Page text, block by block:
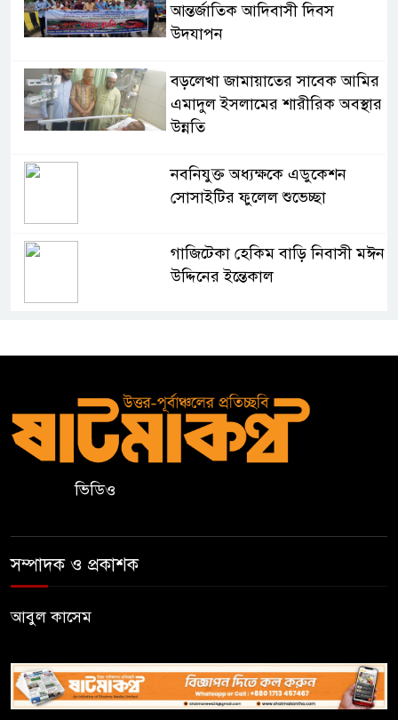
আন্তর্জাতিক আদিবাসী দিবস
উদযাপন
বড়লেখা জামায়াতের সাবেক আমির
এমাদুল ইসলামের শারীরিক অবস্থার
উন্নতি
নবনিযুক্ত অধ্যক্ষকে এডুকেশন
সোসাইটির ফুলেল শুভেচ্ছা
গাজিটেকা হেকিম বাড়ি নিবাসী মঈন
উদ্দিনের ইন্তেকাল
বিদ্যালয়ের অর্ধবার্ষিক পরীক্ষার
২০ আগস্ট রাষ্ট্রপতি নির্বাচন,
ঝালকাঠির ভাসমান পেয়ারা হাটে
ভিডিও
সম্পাদক ও প্রকাশক
আবুল কাসেম